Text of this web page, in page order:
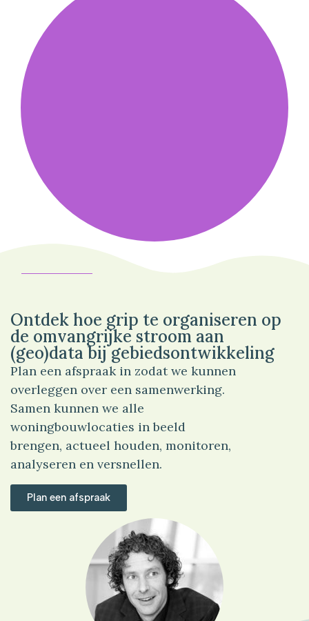
Ontdek hoe grip te organiseren op
de omvangrijke stroom aan
(geo)data bij gebiedsontwikkeling
Plan een afspraak in zodat we kunnen
overleggen over een samenwerking.
Samen kunnen we alle
woningbouwlocaties in beeld
brengen, actueel houden, monitoren,
analyseren en versnellen.
Plan een afspraak